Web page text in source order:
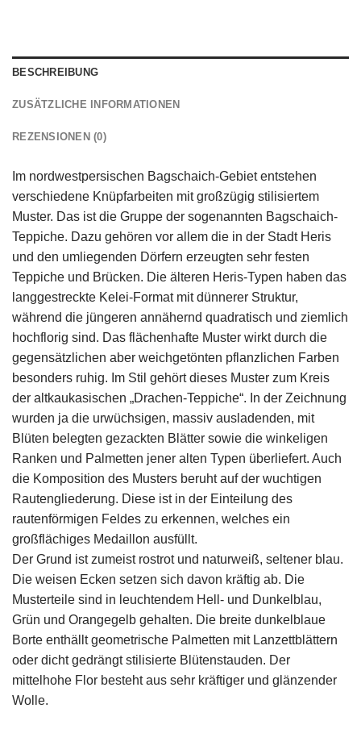
BESCHREIBUNG
ZUSÄTZLICHE INFORMATIONEN
REZENSIONEN (0)
Im nordwestpersischen Bagschaich-Gebiet entstehen
verschiedene Knüpfarbeiten mit großzügig stilisiertem
Muster. Das ist die Gruppe der sogenannten Bagschaich-
Teppiche. Dazu gehören vor allem die in der Stadt Heris
und den umliegenden Dörfern erzeugten sehr festen
Teppiche und Brücken. Die älteren Heris-Typen haben das
langgestreckte Kelei-Format mit dünnerer Struktur,
während die jüngeren annähernd quadratisch und ziemlich
hochflorig sind. Das flächenhafte Muster wirkt durch die
gegensätzlichen aber weichgetönten pflanzlichen Farben
besonders ruhig. Im Stil gehört dieses Muster zum Kreis
der altkaukasischen „Drachen-Teppiche“. In der Zeichnung
wurden ja die urwüchsigen, massiv ausladenden, mit
Blüten belegten gezackten Blätter sowie die winkeligen
Ranken und Palmetten jener alten Typen überliefert. Auch
die Komposition des Musters beruht auf der wuchtigen
Rautengliederung. Diese ist in der Einteilung des
rautenförmigen Feldes zu erkennen, welches ein
großflächiges Medaillon ausfüllt.
Der Grund ist zumeist rostrot und naturweiß, seltener blau.
Die weisen Ecken setzen sich davon kräftig ab. Die
Musterteile sind in leuchtendem Hell- und Dunkelblau,
Grün und Orangegelb gehalten. Die breite dunkelblaue
Borte enthällt geometrische Palmetten mit Lanzettblättern
oder dicht gedrängt stilisierte Blütenstauden. Der
mittelhohe Flor besteht aus sehr kräftiger und glänzender
Wolle.